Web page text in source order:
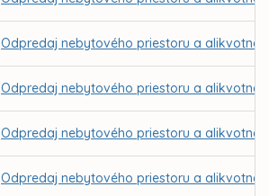
Odpredaj nebytového priestoru a alikvotnej
Odpredaj nebytového priestoru a alikvotnej
Odpredaj nebytového priestoru a alikvotnej
Odpredaj nebytového priestoru a alikvotnej